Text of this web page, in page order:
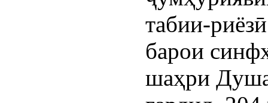
табии-
барои
шаҳри